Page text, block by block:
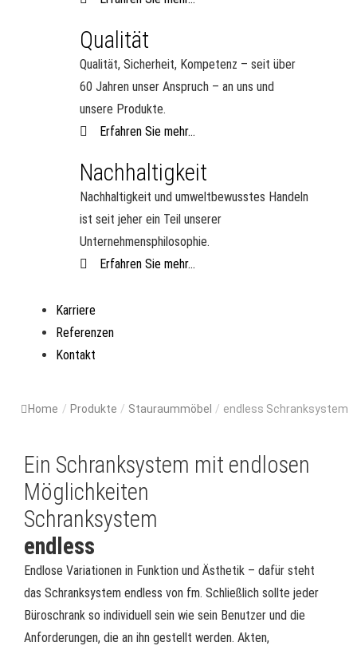
Qualität
Qualität, Sicherheit, Kompetenz – seit über
60 Jahren unser Anspruch – an uns und
unsere Produkte.
Erfahren Sie mehr...
Nachhaltigkeit
Nachhaltigkeit und umweltbewusstes Handeln
ist seit jeher ein Teil unserer
Unternehmensphilosophie.
Erfahren Sie mehr...
Karriere
Referenzen
Kontakt
Home / Produkte / Stauraummöbel / endless Schranksystem
Ein Schranksystem mit endlosen
Möglichkeiten
Schranksystem
endless
Endlose Variationen in Funktion und Ästhetik – dafür steht
das Schranksystem endless von fm. Schließlich sollte jeder
Büroschrank so individuell sein wie sein Benutzer und die
Anforderungen, die an ihn gestellt werden. Akten,